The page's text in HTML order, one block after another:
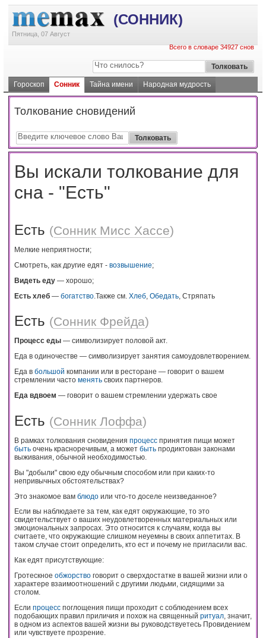
(СОННИК)
Пятница, 07 Август
Всего в словаре 34927 снов
Гороскоп Сонник Тайна имени Народная мудрость
Толкование сновидений
Вы искали толкование для
сна - "Есть"
Есть (Сонник Мисс Хассе)
Мелкие неприятности;
Смотреть, как другие едят - возвышение;
Видеть еду — хорошо;
Есть хлеб — богатство .Также см. Хлеб Обедать , Стряпать
Есть (Сонник Фрейда)
Процесс еды — символизирует половой акт.
Еда в одиночестве — символизирует занятия самоудовлетворением.
Еда в большой компании или в ресторане — говорит о вашем
стремлении часто менять своих партнеров.
Еда вдвоем — говорит о вашем стремлении удержать свое
Есть (Сонник Лоффа)
В рамках толкования сновидения процесс принятия пищи может
быть очень красноречивым, а может быть продиктован законами
выживания, обычной необходимостью.
Вы "добыли" свою еду обычным способом или при каких-то
непривычных обстоятельствах?
Это знакомое вам блюдо или что-то доселе неизведанное?
Если вы наблюдаете за тем, как едят окружающие, то это
свидетельствует о ваших неудовлетворенных материальных или
эмоциональных запросах. Это относится к случаям, когда вы
считаете, что окружающие слишком неуемны в своих аппетитах. В
таком случае стоит определить, кто ест и почему не пригласили вас.
Как едят присутствующие:
Гротескное обжорство говорит о сверхдостатке в вашей жизни или о
характере взаимоотношений с другими людьми, сидящими за
столом.
Если процесс поглощения пищи проходит с соблюдением всех
подобающих правил приличия и похож на священный ритуал, значит,
в одном из аспектов вашей жизни вы руководствуетесь Провидением
или чувствуете прозрение.